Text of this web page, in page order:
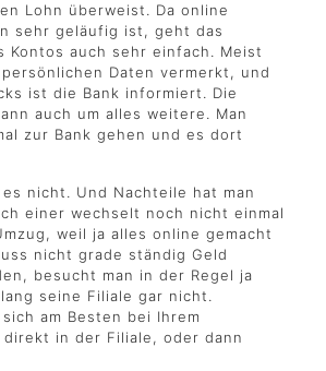
Lohn überweist. Da online
sehr geläufig ist, geht das
Kontos auch sehr einfach. Meist
Daten vermerkt, und
ist die Bank informiert. Die
auch um alles weitere. Man
zur Bank gehen und es dort
nicht. Und Nachteile hat man
einer wechselt noch nicht einmal
weil ja alles online gemacht
nicht grade ständig Geld
besucht man in der Regel ja
seine Filiale gar nicht.
am Besten bei Ihrem
direkt in der Filiale, oder dann